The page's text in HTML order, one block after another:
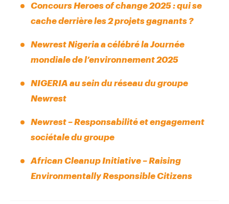
Concours Heroes of change 2025 : qui se
cache derrière les 2 projets gagnants ?
Newrest Nigeria a célébré la Journée
mondiale de l’environnement 2025
NIGERIA au sein du réseau du groupe
Newrest
Newrest – Responsabilité et engagement
sociétale du groupe
African Cleanup Initiative – Raising
Environmentally Responsible Citizens